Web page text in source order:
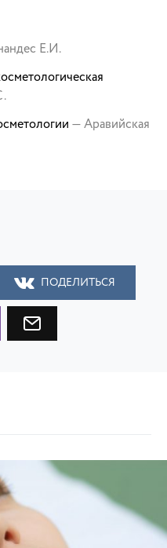
Е.И.
— Аравийская
ПОДЕЛИТЬСЯ